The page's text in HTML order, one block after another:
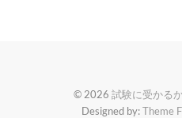
© 2026 試験に受かる
Designed by:Theme